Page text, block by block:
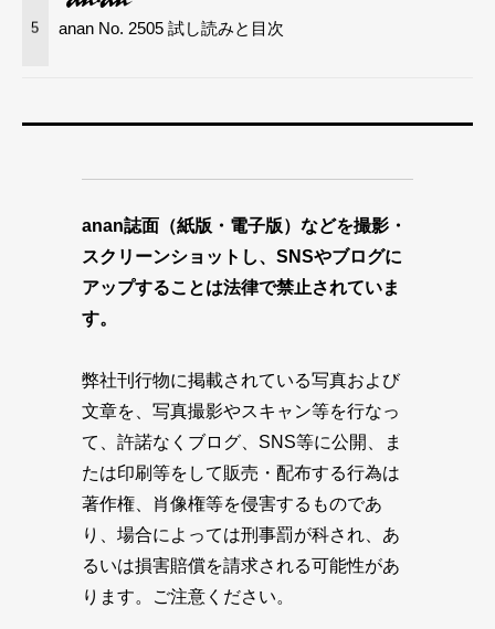
5 anan No. 2505 試し読みと目次
anan誌面（紙版・電子版）などを撮影・
スクリーンショットし、SNSやブログに
アップすることは法律で禁止されていま
す。
弊社刊行物に掲載されている写真および
文章を、写真撮影やスキャン等を行なっ
て、許諾なくブログ、SNS等に公開、ま
たは印刷等をして販売・配布する行為は
著作権、肖像権等を侵害するものであ
り、場合によっては刑事罰が科され、あ
るいは損害賠償を請求される可能性があ
ります。ご注意ください。